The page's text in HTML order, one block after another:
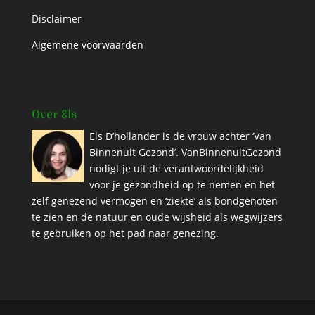
Disclaimer
Algemene voorwaarden
Over Els
Els D’hollander is de vrouw achter ‘Van
Binnenuit Gezond’. VanBinnenuitGezond
nodigt je uit de verantwoordelijkheid
voor je gezondheid op te nemen en het
zelf genezend vermogen en ‘ziekte’ als bondgenoten
te zien en de natuur en oude wijsheid als wegwijzers
te gebruiken op het pad naar genezing.